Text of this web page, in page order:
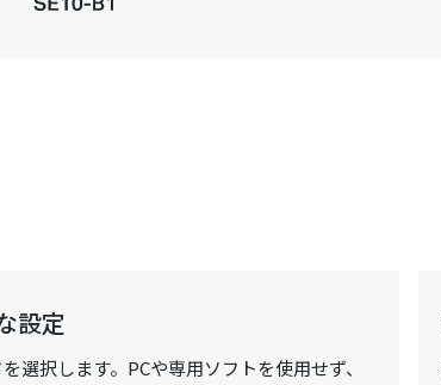
設定
選択します。PCや専用ソフトを使用せず、